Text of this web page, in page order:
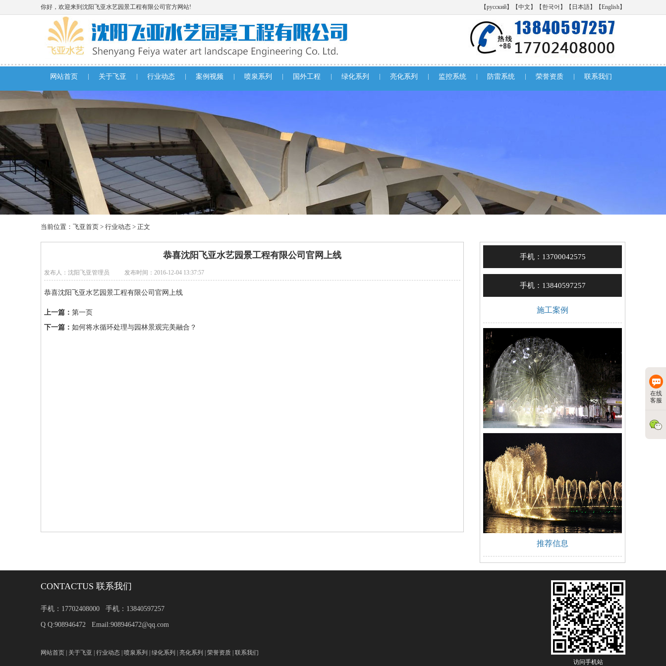
你好，欢迎来到沈阳飞亚水艺园景工程有限公司官方网站! 【русский】 【中文】 【한국어】 【日本語】 【English】
网站首页 | 关于飞亚 | 行业动态 | 案例视频 | 喷泉系列 | 国外工程 | 绿化系列 | 亮化系列 | 监控系统 | 防雷系统 | 荣誉资质 | 联系我们
当前位置： 飞亚首页 > 行业动态 > 正文
恭喜沈阳飞亚水艺园景工程有限公司官网上线
发布人：沈阳飞亚管理员 发布时间：2016-12-04 13:37:57
恭喜沈阳飞亚水艺园景工程有限公司官网上线
上一篇： 第一页
下一篇： 如何将水循环处理与园林景观完美融合？
手机：13700042575
手机：13840597257
施工案例
推荐信息
CONTACTUS 联系我们
手机：17702408000 手机：13840597257
Q Q:908946472 Email:908946472@qq.com
网站首页 关于飞亚 行业动态 喷泉系列 绿化系列 亮化系列 荣誉资质 联系我们
访问手机站
在线
客服